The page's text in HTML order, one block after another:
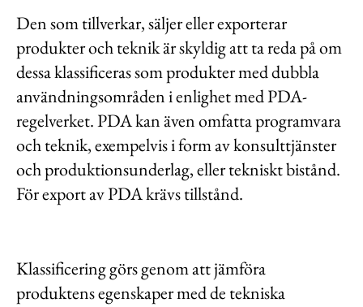
Den som tillverkar, säljer eller exporterar
produkter och teknik är skyldig att ta reda på om
dessa klassificeras som produkter med dubbla
användningsområden i enlighet med PDA-
regelverket. PDA kan även omfatta programvara
och teknik, exempelvis i form av konsulttjänster
och produktionsunderlag, eller tekniskt bistånd.
För export av PDA krävs tillstånd.
Klassificering görs genom att jämföra
produktens egenskaper med de tekniska